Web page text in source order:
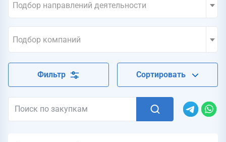
Подбор направлений деятельности
Подбор компаний
Фильтр Сортировать